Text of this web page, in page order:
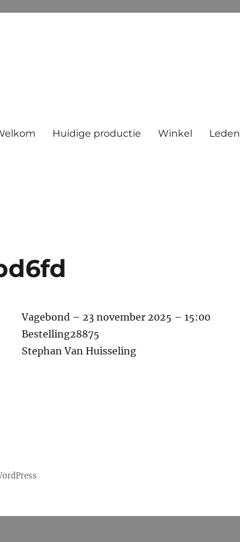
Huidige productie Winkel Leden
Vagebond – 23 november 2025 – 15:00
Bestelling28875
Stephan Van Huisseling